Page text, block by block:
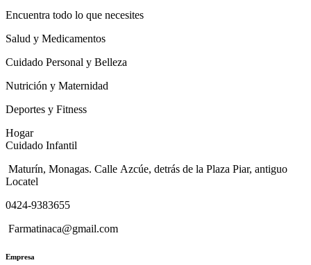
Encuentra todo lo que necesites
Salud y Medicamentos
Cuidado Personal y Belleza
Nutrición y Maternidad
Deportes y Fitness
Hogar
Cuidado Infantil
Maturín, Monagas. Calle Azcúe, detrás de la Plaza Piar, antiguo
Locatel
0424-9383655
Farmatinaca@gmail.com
Empresa